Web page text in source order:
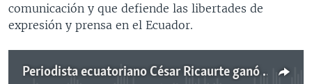
comunicación y que defiende las libertades de
expresión y prensa en el Ecuador.
Periodista ecuatoriano César Ricaurte ganó premio de la SIP a la libertad de Prensa